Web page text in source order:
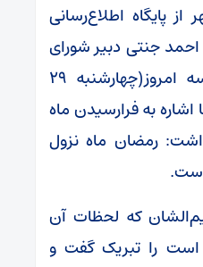
پایگاه اطلاع‌رسانی
احمد جنتی دبیر شورای
نگهبان در ابتدای جلسه امروز(چهارشنبه ۲۹
با اشاره به فرارسیدن ماه
رمضان ماه نزول
که لحظات آن
را تبریک گفت و